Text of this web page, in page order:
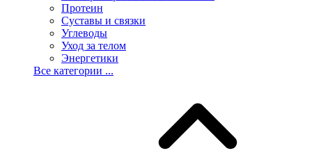
Протеин
Суставы и связки
Углеводы
Уход за телом
Энергетики
Все категории ...